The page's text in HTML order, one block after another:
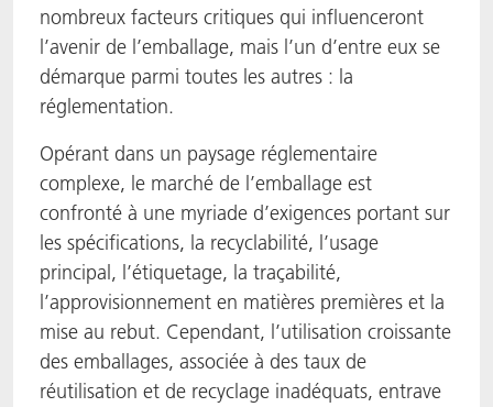
nombreux facteurs critiques qui influenceront
l’avenir de l’emballage, mais l’un d’entre eux se
démarque parmi toutes les autres : la
réglementation.
Opérant dans un paysage réglementaire
complexe, le marché de l’emballage est
confronté à une myriade d’exigences portant sur
les spécifications, la recyclabilité, l’usage
principal, l’étiquetage, la traçabilité,
l’approvisionnement en matières premières et la
mise au rebut. Cependant, l’utilisation croissante
des emballages, associée à des taux de
réutilisation et de recyclage inadéquats, entrave